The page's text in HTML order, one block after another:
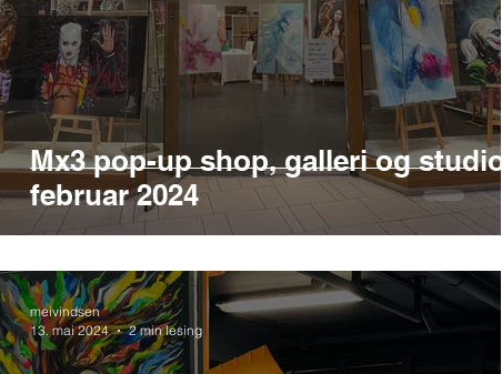
Mx3 pop-up shop, galleri og studio
februar 2024
meivindsen
13. mai 2024
2 min lesing